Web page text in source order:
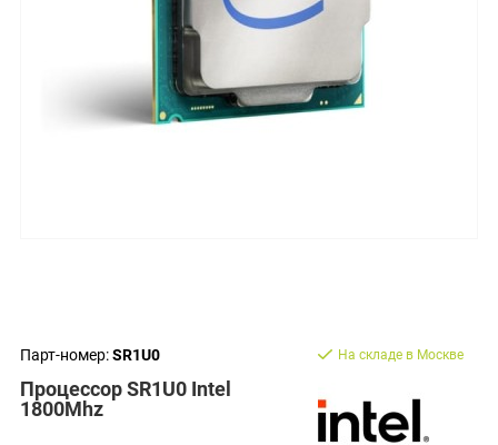
Парт-номер:SR1U0
Процессор SR1U0 Intel
1800Mhz
На складе в Москве